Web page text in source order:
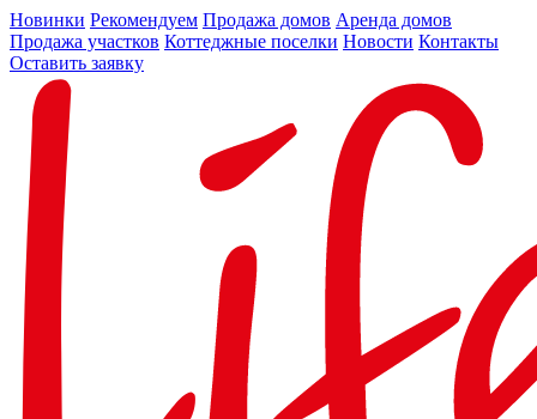
Новинки Рекомендуем Продажа домов Аренда домов
Продажа участков Коттеджные поселки Новости Контакты
Оставить заявку